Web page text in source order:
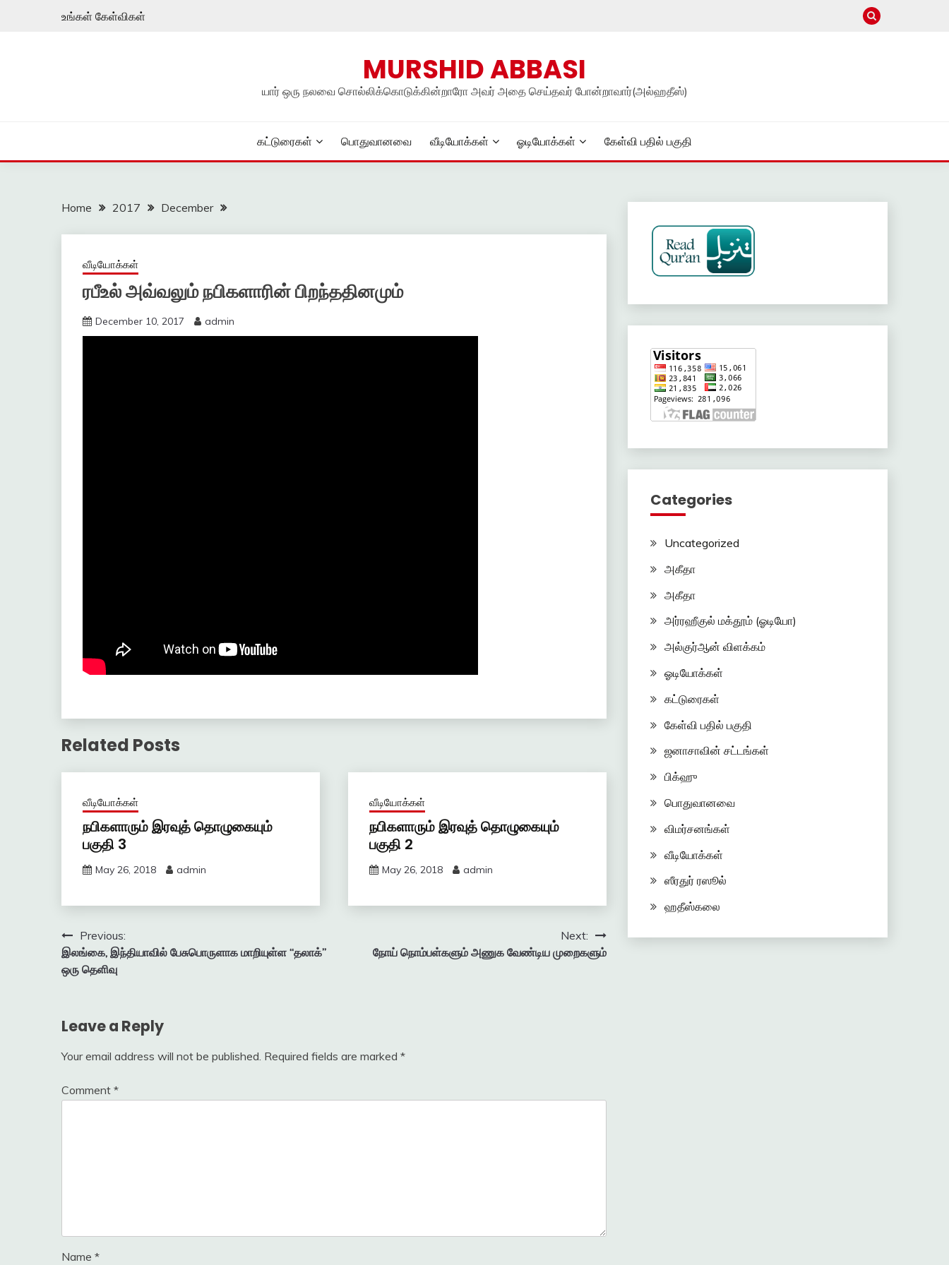
உங்கள் கேள்விகள்
MURSHID ABBASI
யார் ஒரு நலவை சொல்லிக்கொடுக்கின்றாரோ அவர் அதை செய்தவர் போன்றாவார்(அல்ஹதீஸ்)
கட்டுரைகள் பொதுவானவை வீடியோக்கள் ஓடியோக்கள் கேள்வி பதில் பகுதி
Home 2017 December
வீடியோக்கள்
ரபீஉல் அவ்வலும் நபிகளாரின் பிறந்ததினமும்
December 10, 2017 admin
Related Posts
வீடியோக்கள்
நபிகளாரும் இரவுத் தொழுகையும்
பகுதி 3
May 26, 2018 admin
வீடியோக்கள்
நபிகளாரும் இரவுத் தொழுகையும்
பகுதி 2
May 26, 2018 admin
Post
navigation
Previous:
இலங்கை, இந்தியாவில் பேசுபொருளாக மாறியுள்ள “தலாக்”
ஒரு தெளிவு
Next:
நோய் நொம்பள்களும் அணுக வேண்டிய முறைகளும்
Leave a Reply
Your email address will not be published. Required fields are marked *
Comment *
Name *
Categories
Uncategorized
அகீதா
அகீதா
அர்ரஹீகுல் மக்தூம் (ஓடியோ)
அல்குர்ஆன் விளக்கம்
ஓடியோக்கள்
கட்டுரைகள்
கேள்வி பதில் பகுதி
ஜனாசாவின் சட்டங்கள்
பிக்ஹு
பொதுவானவை
விமர்சனங்கள்
வீடியோக்கள்
ஸீரதுர் ரஸூல்
ஹதீஸ்கலை